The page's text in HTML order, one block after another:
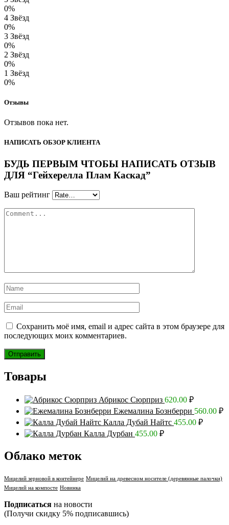
0%
4 Звёзд
0%
3 Звёзд
0%
2 Звёзд
0%
1 Звёзд
0%
Отзывы
Отзывов пока нет.
НАПИСАТЬ ОБЗОР КЛИЕНТА
БУДЬ ПЕРВЫМ ЧТОБЫ НАПИСАТЬ ОТЗЫВ
ДЛЯ “Гейхерелла Плам Каскад”
Ваш рейтинг
Сохранить моё имя, email и адрес сайта в этом браузере для
последующих моих комментариев.
Товары
Абрикос Сюрприз 620.00 ₽
Ежемалина Бознберри 560.00 ₽
Калла Дубай Найтс 455.00 ₽
Калла Дурбан 455.00 ₽
Облако меток
Мицелий зерновой в контейнере Мицелий на древесном носителе (деревянные палочки)
Мицелий на компосте Новинка
Подписаться на новости
(Получи скидку 5% подписавшись)